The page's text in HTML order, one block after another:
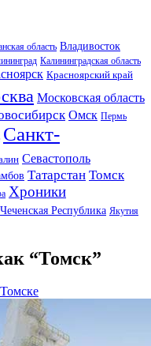
область Владивосток
Калининградская область
Красноярский край
Московская область
Омск Пермь
Санкт-
Севастополь
Татарстан Томск
Хроники
Чеченская Республика Якутия
“Томск”